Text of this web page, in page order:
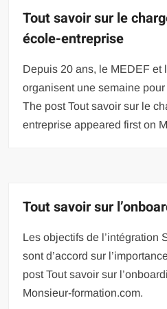
Tout savoir sur le
école-entreprise
Depuis 20 ans, le MEDEF et
organisent une semaine
The post Tout savoir sur le
entreprise appeared first on
Tout savoir sur
Les objectifs de l’intégration
sont d’accord sur
post Tout savoir sur
Monsieur-formation.com.